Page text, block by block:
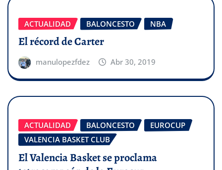
ACTUALIDAD BALONCESTO NBA
El récord de Carter
manulopezfdez Abr 30, 2019
ACTUALIDAD BALONCESTO
EUROCUP
VALENCIA BASKET CLUB
El Valencia Basket se proclama